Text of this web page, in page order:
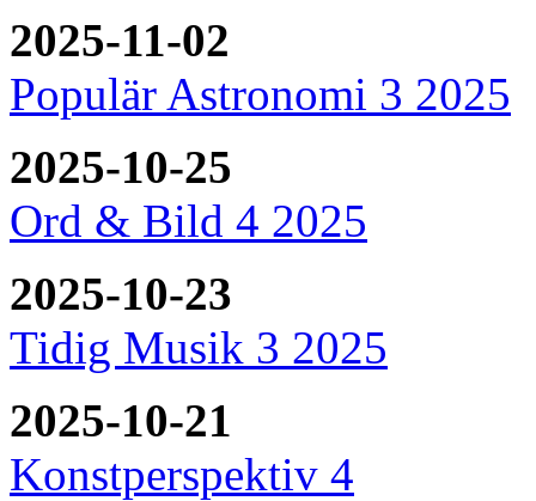
2025-11-02
Populär Astronomi 3 2025
2025-10-25
Ord & Bild 4 2025
2025-10-23
Tidig Musik 3 2025
2025-10-21
Konstperspektiv 4